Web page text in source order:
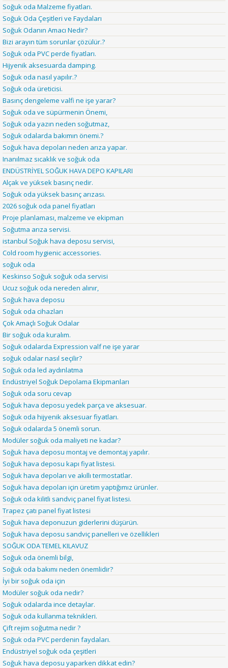
Soğuk oda Malzeme fiyatları.
Soğuk Oda Çeşitleri ve Faydaları
Soğuk Odanın Amacı Nedir?
Bizi arayın tüm sorunlar çözülür.?
Soğuk oda PVC perde fiyatları.
Hijyenik aksesuarda damping.
Soğuk oda nasıl yapılır.?
Soğuk oda üreticisi.
Basınç dengeleme valfi ne işe yarar?
Soğuk oda ve süpürmenin Önemi,
Soğuk oda yazın neden soğutmaz,
Soğuk odalarda bakımın önemi.?
Soğuk hava depoları neden arıza yapar.
Inanılmaz sıcaklık ve soğuk oda
ENDÜSTRİYEL SOĞUK HAVA DEPO KAPILARI
Alçak ve yüksek basınç nedir.
Soğuk oda yüksek basınç arızası.
2026 soğuk oda panel fiyatları
Proje planlaması, malzeme ve ekipman
Soğutma arıza servisi.
istanbul Soğuk hava deposu servisi,
Cold room hygienic accessories.
soğuk oda
Keskinso Soğuk soğuk oda servisi
Ucuz soğuk oda nereden alınır,
Soğuk hava deposu
Soğuk oda cihazları
Çok Amaçlı Soğuk Odalar
Bir soğuk oda kuralım.
Soğuk odalarda Expression valf ne işe yarar
soğuk odalar nasıl seçilir?
Soğuk oda led aydınlatma
Endüstriyel Soğuk Depolama Ekipmanları
Soğuk oda soru cevap
Soğuk hava deposu yedek parça ve aksesuar.
Soğuk oda hijyenik aksesuar fiyatları.
Soğuk odalarda 5 önemli sorun.
Modüler soğuk oda maliyeti ne kadar?
Soğuk hava deposu montaj ve demontaj yapılır.
Soğuk hava deposu kapı fiyat listesi.
Soğuk hava depoları ve akıllı termostatlar.
Soğuk hava depoları için üretim yaptığımız ürünler.
Soğuk oda kilitli sandviç panel fiyat listesi.
Trapez çatı panel fiyat listesi
Soğuk hava deponuzun giderlerini düşürün.
Soğuk hava deposu sandviç panelleri ve özellikleri
SOĞUK ODA TEMEL KILAVUZ
Soğuk oda önemli bilgi,
Soğuk oda bakımı neden önemlidir?
İyi bir soğuk oda için
Modüler soğuk oda nedir?
Soğuk odalarda ince detaylar.
Soğuk oda kullanma teknikleri.
Çift rejim soğutma nedir ?
Soğuk oda PVC perdenin faydaları.
Endüstriyel soğuk oda çeşitleri
Soğuk hava deposu yaparken dikkat edin?